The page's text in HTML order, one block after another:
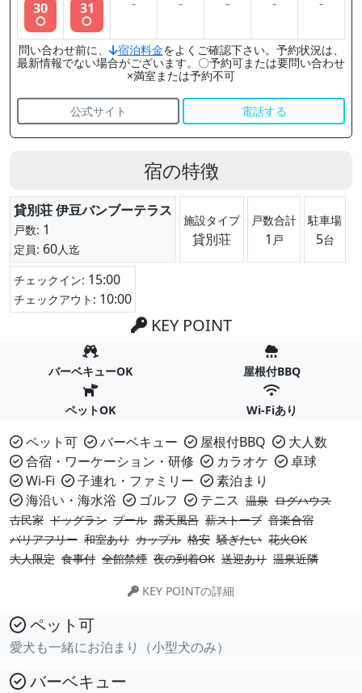
30
○
31
○
問い合わせ前に、 宿泊料金をよくご確認下さい。予約状況は、
最新情報でない場合がございます。〇予約可または要問い合わせ
×満室または予約不可
公式サイト 電話する
宿の特徴
貸別荘 伊豆バンブーテラス
戸数: 1
定員: 60人迄
施設タイプ
貸別荘
戸数合計
1 戸
駐車場
5台
チェックイン: 15:00
チェックアウト: 10:00
KEY POINT
バーベキューOK 屋根付BBQ
ペットOK Wi-Fiあり
ペット可 バーベキュー 屋根付BBQ
大人数
合宿・ワーケーション・研修
カラオケ
卓球
Wi-Fi
子連れ・ファミリー
素泊まり
海沿い・海水浴
ゴルフ テニス 温泉 ログハウス
古民家 ドッグラン プール 露天風呂 薪ストーブ 音楽合宿
バリアフリー 和室あり カップル 格安 騒ぎたい 花火OK
大人限定 食事付 全館禁煙 夜の到着OK 送迎あり 温泉近隣
KEY POINTの詳細
ペット可
愛犬も一緒にお泊まり（小型犬のみ）
バーベキュー